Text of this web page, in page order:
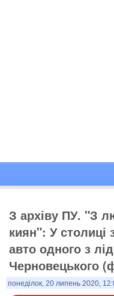
З архіву ПУ. "З
киян": У
авто одного з
Черновецького
понеділок, 20 липень 2020,